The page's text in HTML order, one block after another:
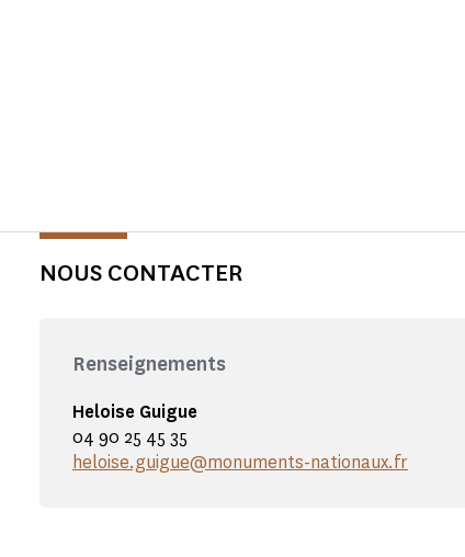
NOUS CONTACTER
Renseignements
Heloise Guigue
04 90 25 45 35
heloise.guigue@monuments-nationaux.fr